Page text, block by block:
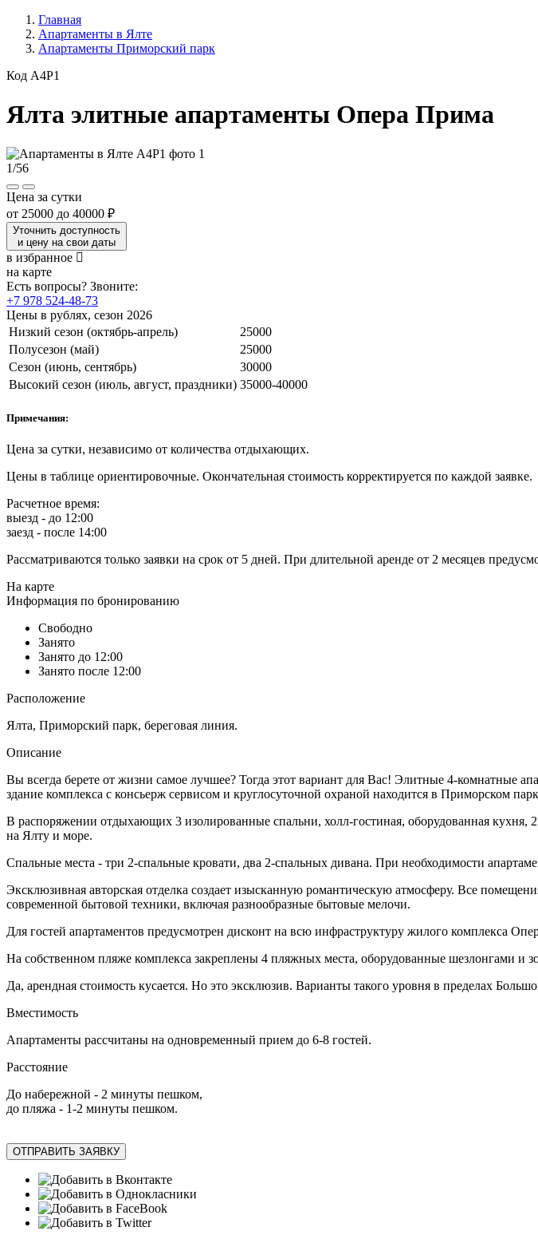
Главная
Апартаменты в Ялте
Апартаменты Приморский парк
Код A4P1
Ялта элитные апартаменты Опера Прима
1/56
Цена за сутки
от 25000 до 40000 ₽
Уточнить доступность
и цену на свои даты
в избранное
на карте
Есть вопросы? Звоните:
+7 978 524-48-73
Цены в рублях, сезон 2026
Низкий сезон (октябрь-апрель)
25000
Полусезон (май)
25000
Сезон (июнь, сентябрь)
30000
Высокий сезон (июль, август, праздники) 35000-40000
Примечания:
Цена за сутки, независимо от количества отдыхающих.
Цены в таблице ориентировочные. Окончательная стоимость корректируется по каждой заявке.
Расчетное время:
выезд - до 12:00
заезд - после 14:00
Рассматриваются только заявки на срок от 5 дней. При длительной аренде от 2 месяцев
На карте
Информация по бронированию
Свободно
Занято
Занято до 12:00
Занято после 12:00
Расположение
Ялта, Приморский парк, береговая линия.
Описание
Вы всегда берете от жизни самое лучшее? Тогда этот вариант для Вас! Элитные 4-
здание комплекса с консьерж сервисом и круглосуточной охраной находится в Приморском
В распоряжении отдыхающих 3 изолированные спальни, холл-гостиная, оборудованная
на Ялту и море.
Спальные места - три 2-спальные кровати, два 2-спальных дивана. При необходимости
Эксклюзивная авторская отделка создает изысканную романтическую атмосферу. Все
современной бытовой техники, включая разнообразные бытовые мелочи.
Для гостей апартаментов предусмотрен дисконт на всю инфраструктуру жилого комплекса
На собственном пляже комплекса закреплены 4 пляжных места, оборудованные шезлонгами и
Да, арендная стоимость кусается. Но это эксклюзив. Варианты такого уровня в пределах
Вместимость
Апартаменты рассчитаны на одновременный прием до 6-8 гостей.
Расстояние
До набережной - 2 минуты пешком,
до пляжа - 1-2 минуты пешком.
ОТПРАВИТЬ ЗАЯВКУ